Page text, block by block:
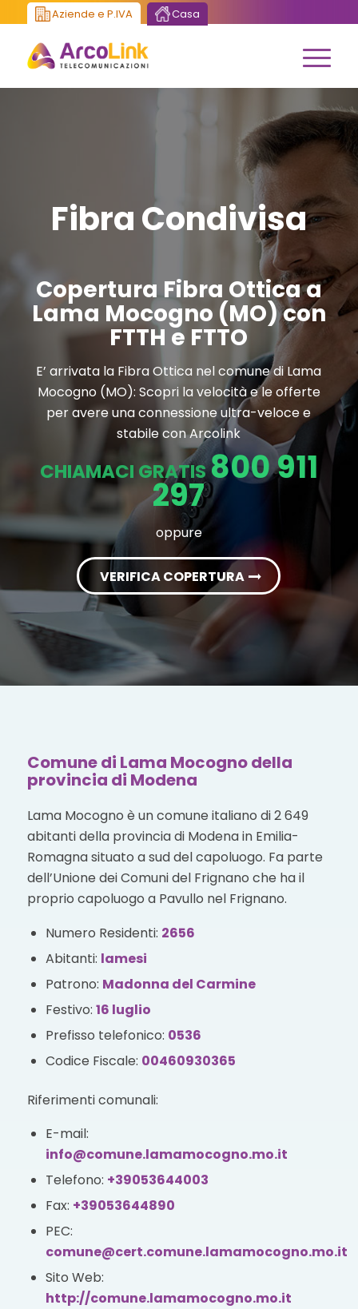
Aziende e P.IVA Casa
Fibra Condivisa
Copertura Fibra Ottica a
Lama Mocogno (MO) con
FTTH e FTTO
E’ arrivata la Fibra Ottica nel comune di Lama
Mocogno (MO): Scopri la velocità e le offerte
per avere una connessione ultra-veloce e
stabile con Arcolink
CHIAMACI GRATIS800 911
297
oppure
VERIFICA COPERTURA
Comune di Lama Mocogno della
provincia di Modena
Lama Mocogno è un comune italiano di 2 649
abitanti della provincia di Modena in Emilia-
Romagna situato a sud del capoluogo. Fa parte
dell’Unione dei Comuni del Frignano che ha il
proprio capoluogo a Pavullo nel Frignano.
Numero Residenti: 2656
Abitanti: lamesi
Patrono: Madonna del Carmine
Festivo: 16 luglio
Prefisso telefonico: 0536
Codice Fiscale: 00460930365
Riferimenti comunali:
E-mail:
info@comune.lamamocogno.mo.it
Telefono: +39053644003
Fax: +39053644890
PEC:
comune@cert.comune.lamamocogno.mo.it
Sito Web:
http://comune.lamamocogno.mo.it